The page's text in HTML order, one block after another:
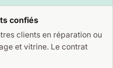
confiés
clients en réparation ou
et vitrine. Le contrat